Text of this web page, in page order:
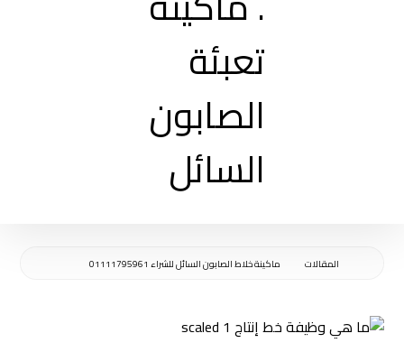
المقالات ماكينة خلاط الصابون السائل للشراء 01111795961